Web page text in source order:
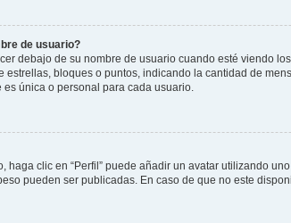
de usuario?
debajo de su nombre de usuario cuando esté viendo
estrellas, bloques o puntos, indicando la cantidad de
única o personal para cada usuario.
haga clic en “Perfil” puede añadir un avatar utilizando
pueden ser publicadas. En caso de que no este